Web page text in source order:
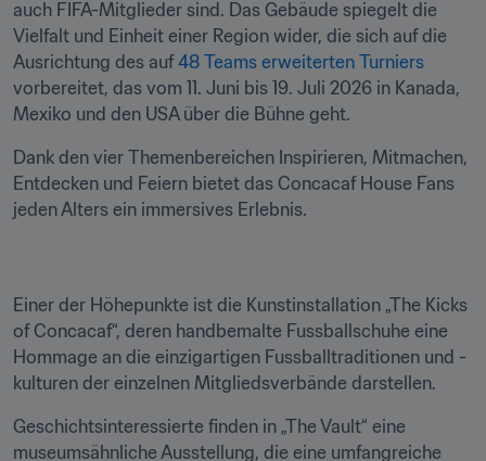
auch FIFA-Mitglieder sind. Das Gebäude spiegelt die
Vielfalt und Einheit einer Region wider, die sich auf die
Ausrichtung des auf 48 Teams erweiterten Turniers
vorbereitet, das vom 11. Juni bis 19. Juli 2026 in Kanada,
Mexiko und den USA über die Bühne geht.
Dank den vier Themenbereichen Inspirieren, Mitmachen,
Entdecken und Feiern bietet das Concacaf House Fans
jeden Alters ein immersives Erlebnis.
Einer der Höhepunkte ist die Kunstinstallation „The Kicks
of Concacaf“, deren handbemalte Fussballschuhe eine
Hommage an die einzigartigen Fussballtraditionen und -
kulturen der einzelnen Mitgliedsverbände darstellen.
Geschichtsinteressierte finden in „The Vault“ eine
museumsähnliche Ausstellung, die eine umfangreiche